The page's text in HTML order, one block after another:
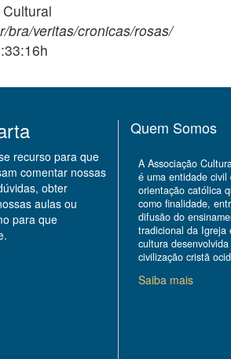
bra/veritas/cronicas/rosas/
recurso para que
comentar nossas
obter
aulas ou
para que
Quem Somos
A Associação
é uma entidade civil
orientação católica
como finalidade,
difusão do
tradicional da Igreja
cultura
civilização cristã
Saiba mais